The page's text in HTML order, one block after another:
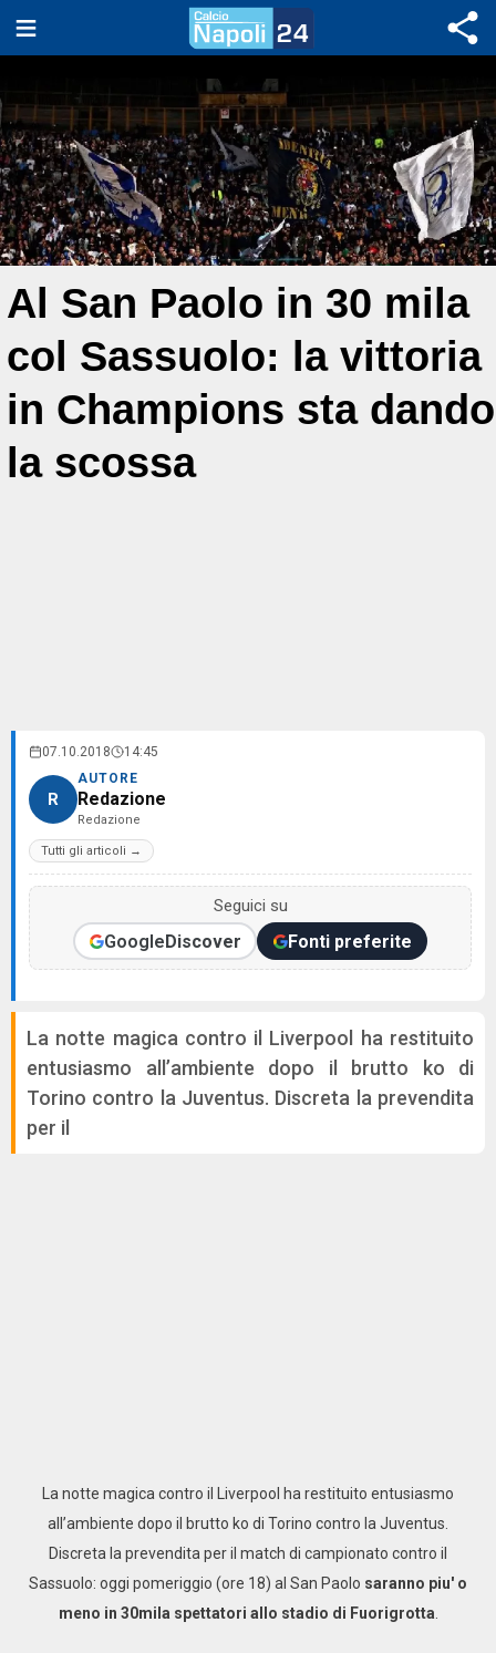
Al San Paolo in 30 mila
col Sassuolo: la vittoria
in Champions sta dando
la scossa
07.10.2018 14:45
R
AUTORE
Redazione
Redazione
Tutti gli articoli →
Seguici su
GoogleDiscover Fonti preferite
La notte magica contro il Liverpool ha restituito
entusiasmo all’ambiente dopo il brutto ko di
Torino contro la Juventus. Discreta la prevendita
per il
La notte magica contro il Liverpool ha restituito entusiasmo
all’ambiente dopo il brutto ko di Torino contro la Juventus.
Discreta la prevendita per il match di campionato contro il
Sassuolo: oggi pomeriggio (ore 18) al San Paolo saranno piu' o
meno in 30mila spettatori allo stadio di Fuorigrotta